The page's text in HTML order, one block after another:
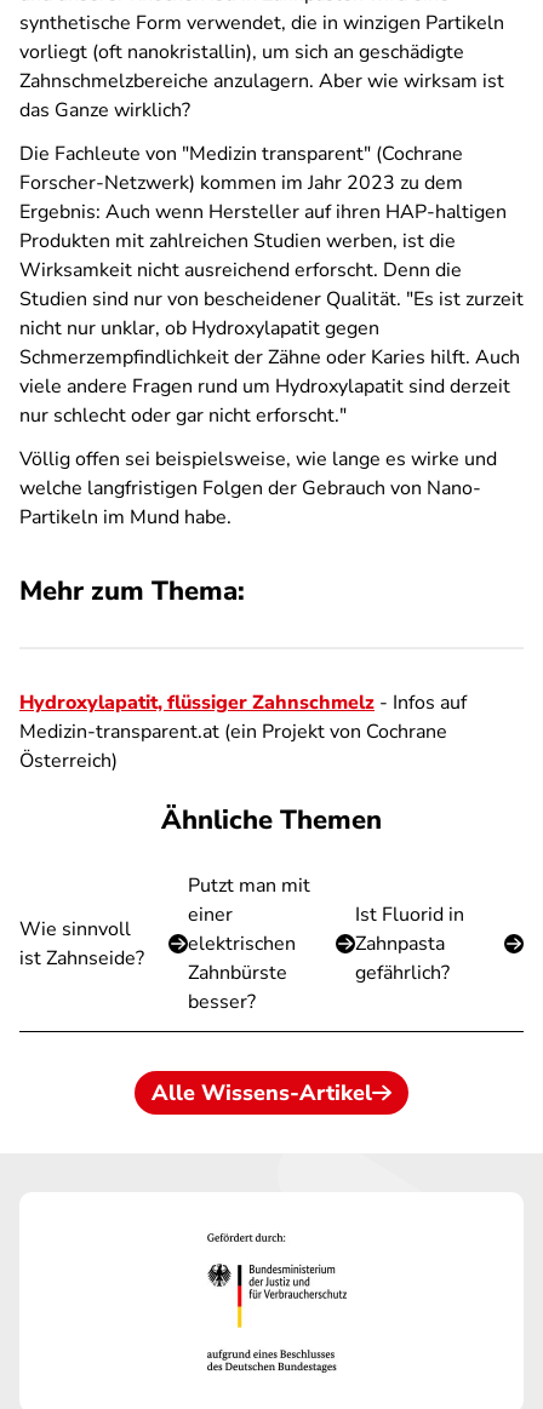
synthetische Form verwendet, die in winzigen Partikeln
vorliegt (oft nanokristallin), um sich an geschädigte
Zahnschmelzbereiche anzulagern. Aber wie wirksam ist
das Ganze wirklich?
Die Fachleute von "Medizin transparent" (Cochrane
Forscher-Netzwerk) kommen im Jahr 2023 zu dem
Ergebnis: Auch wenn Hersteller auf ihren HAP-haltigen
Produkten mit zahlreichen Studien werben, ist die
Wirksamkeit nicht ausreichend erforscht. Denn die
Studien sind nur von bescheidener Qualität. "Es ist zurzeit
nicht nur unklar, ob Hydroxylapatit gegen
Schmerzempfindlichkeit der Zähne oder Karies hilft. Auch
viele andere Fragen rund um Hydroxylapatit sind derzeit
nur schlecht oder gar nicht erforscht."
Völlig offen sei beispielsweise, wie lange es wirke und
welche langfristigen Folgen der Gebrauch von Nano-
Partikeln im Mund habe.
Mehr zum Thema:
Hydroxylapatit, flüssiger Zahnschmelz - Infos auf
Medizin-transparent.at (ein Projekt von Cochrane
Österreich)
Ähnliche Themen
Wie sinnvoll
ist Zahnseide?
Putzt man mit
einer
elektrischen
Zahnbürste
besser?
Ist Fluorid in
Zahnpasta
gefährlich?
Alle Wissens-Artikel